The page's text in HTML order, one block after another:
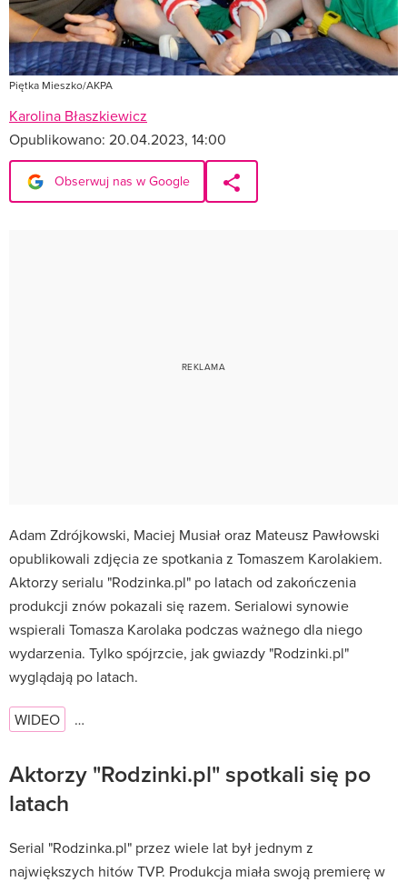
Piętka Mieszko/AKPA
Karolina Błaszkiewicz
Opublikowano: 20.04.2023, 14:00
Obserwuj nas w Google
Adam Zdrójkowski, Maciej Musiał oraz Mateusz Pawłowski
opublikowali zdjęcia ze spotkania z Tomaszem Karolakiem.
Aktorzy serialu "Rodzinka.pl" po latach od zakończenia
produkcji znów pokazali się razem. Serialowi synowie
wspierali Tomasza Karolaka podczas ważnego dla niego
wydarzenia. Tylko spójrzcie, jak gwiazdy "Rodzinki.pl"
wyglądają po latach.
WIDEO …
Aktorzy "Rodzinki.pl" spotkali się po
latach
Serial "Rodzinka.pl" przez wiele lat był jednym z
największych hitów TVP. Produkcja miała swoją premierę w